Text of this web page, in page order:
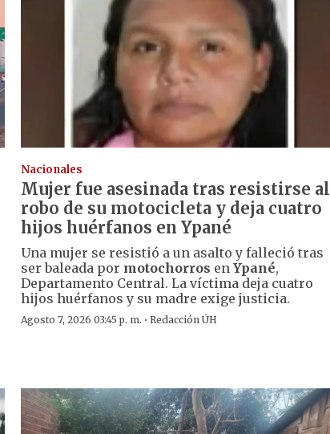
Nacionales
Mujer fue asesinada tras resistirse al
robo de su motocicleta y deja cuatro
hijos huérfanos en Ypané
Una mujer se resistió a un asalto y falleció tras
ser baleada por motochorros enYpané,
Departamento Central. La víctima deja cuatro
hijos huérfanos y su madre exige justicia.
Agosto 7, 2026 03:45 p. m. ·Redacción ÚH